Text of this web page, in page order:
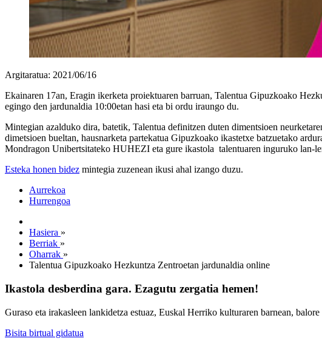
Argitaratua: 2021/06/16
Ekainaren 17an, Eragin ikerketa proiektuaren barruan, Talentua Gipuzkoako
egingo den jardunaldia 10:00etan hasi eta bi ordu iraungo du.
Mintegian azalduko dira, batetik, Talentua definitzen duten dimentsioen
dimetsioen bueltan, hausnarketa partekatua Gipuzkoako ikastetxe batzuetako
Mondragon Unibertsitateko HUHEZI eta gure ikastola talentuaren inguruko lan-
Esteka honen bidez mintegia zuzenean ikusi ahal izango duzu.
Aurrekoa
Hurrengoa
Hasiera »
Berriak »
Oharrak »
Talentua Gipuzkoako Hezkuntza Zentroetan jardunaldia online
Ikastola desberdina gara. Ezagutu zergatia hemen!
Guraso eta irakasleen lankidetza estuaz, Euskal Herriko kulturaren barnean,
Bisita birtual gidatua